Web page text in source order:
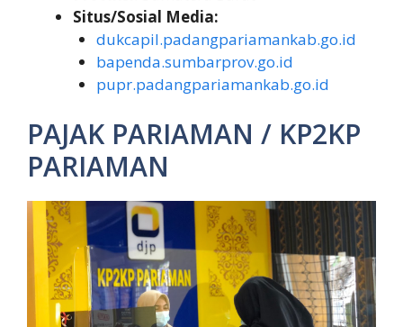
Situs/Sosial Media:
dukcapil.padangpariamankab.go.id
bapenda.sumbarprov.go.id
pupr.padangpariamankab.go.id
PAJAK PARIAMAN / KP2KP
PARIAMAN